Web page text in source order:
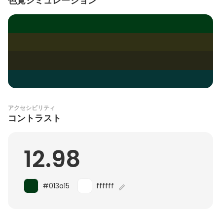
アクセシビリティ
コントラスト
12.98
#013a15 ffffff